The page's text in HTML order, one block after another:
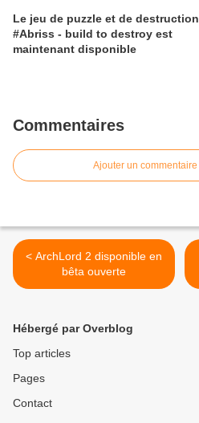
Le jeu de puzzle et de destruction
#Abriss - build to destroy est
maintenant disponible
Commentaires
Ajouter un commentaire
< ArchLord 2 disponible en
bêta ouverte
Hébergé par Overblog
Top articles
Pages
Contact